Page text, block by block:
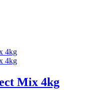
Mix 4kg